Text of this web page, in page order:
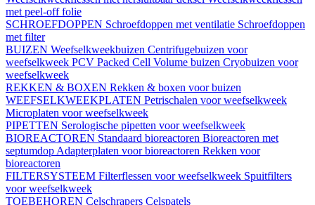
met peel-off folie
SCHROEFDOPPEN Schroefdoppen met ventilatie Schroefdoppen
met filter
BUIZEN Weefselkweekbuizen Centrifugebuizen voor
weefselkweek PCV Packed Cell Volume buizen Cryobuizen voor
weefselkweek
REKKEN & BOXEN Rekken & boxen voor buizen
WEEFSELKWEEKPLATEN Petrischalen voor weefselkweek
Microplaten voor weefselkweek
PIPETTEN Serologische pipetten voor weefselkweek
BIOREACTOREN Standaard bioreactoren Bioreactoren met
septumdop Adapterplaten voor bioreactoren Rekken voor
bioreactoren
FILTERSYSTEEM Filterflessen voor weefselkweek Spuitfilters
voor weefselkweek
TOEBEHOREN Celschrapers Celspatels